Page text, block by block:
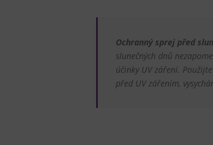
Ochranný sprej před
slunečných dnů
účinky UV záření. Použijte
před UV zářením,